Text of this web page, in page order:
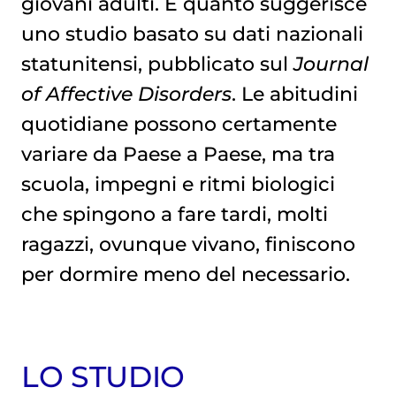
uno studio basato su dati nazionali
statunitensi, pubblicato sulJournal
of Affective Disorders. Le abitudini
quotidiane possono certamente
variare da Paese a Paese, ma tra
scuola, impegni e ritmi biologici
che spingono a fare tardi, molti
ragazzi, ovunque vivano, finiscono
per dormire meno del necessario.
LO STUDIO